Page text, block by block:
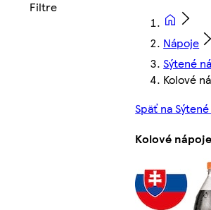
Nápoje
Sýtené
Kolové
Späť na
Kolové